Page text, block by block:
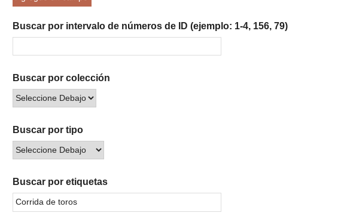
un
campo
específico":
Buscar por intervalo de números de ID (ejemplo: 1-4, 156, 79)
Buscar por colección
Buscar por tipo
Buscar por etiquetas